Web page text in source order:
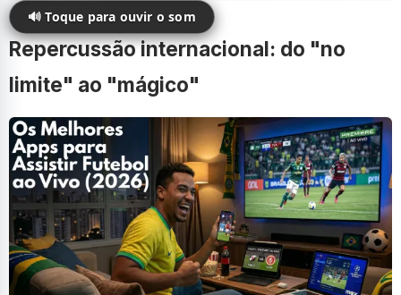
🔊 Toque para ouvir o som
Repercussão internacional: do "no
limite" ao "mágico"